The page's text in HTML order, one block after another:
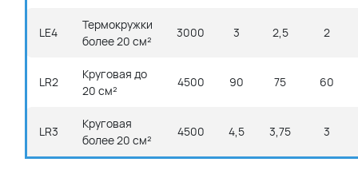
LE4
Термокружки
более 20 см²
3000 3 2,5 2
LR2
Круговая до
20 см²
4500 90 75 60
LR3
Круговая
более 20 см²
4500 4,5 3,75 3